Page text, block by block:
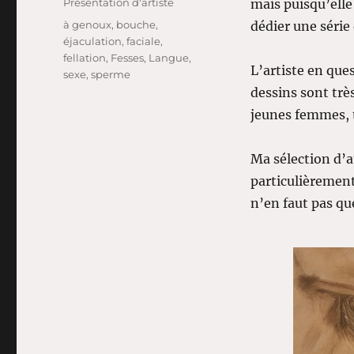
mais
dédier une
L’artiste en
dessins sont
jeunes
Ma sélection
n’en faut pas
Étiquettes
à genoux, bouche,
éjaculation,faciale,
fellation, Fesses, Langue,
sexe,sperme